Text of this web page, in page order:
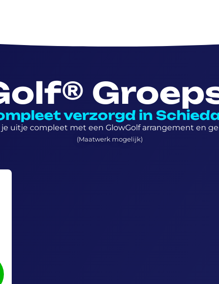
verzorgd in
uitje compleet met een GlowGolf arrangement en
(Maatwerk mogelijk)